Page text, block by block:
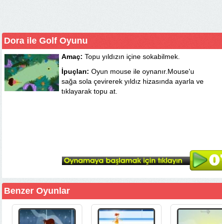
Dora ile Golf Oyunu
Amaç: Topu yıldızın içine sokabilmek.
İpuçları: Oyun mouse ile oynanır.Mouse'u
sağa sola çevirerek yıldız hizasında ayarla ve
tıklayarak topu at.
Benzer Oyunlar